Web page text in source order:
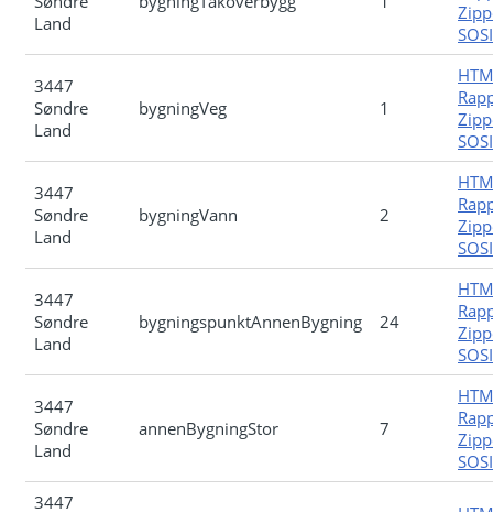
Land
3447
Søndre
Land
bygningVeg 1
3447
Søndre
Land
bygningVann 2
3447
Søndre
Land
bygningspunktAnnenBygning 24
3447
Søndre
Land
annenBygningStor 7
3447